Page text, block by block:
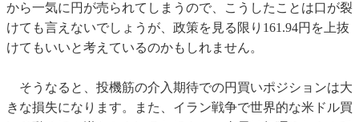
から一気に円が売られてしまうので、こうしたことは口が裂
けても言えないでしょうが、政策を見る限り161.94円を上抜
けてもいいと考えているのかもしれません。
そうなると、投機筋の介入期待での円買いポジションは大
きな損失になります。また、イラン戦争で世界的な米ドル買